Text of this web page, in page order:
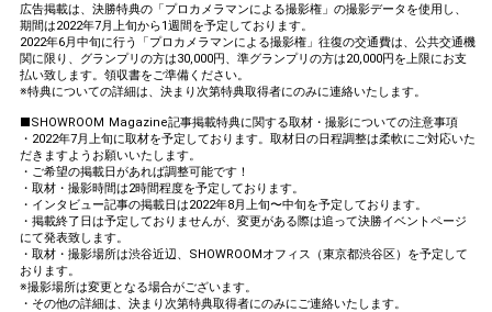
広告掲載は、決勝特典の「プロカメラマンによる撮影権」の撮影データを使用し、
期間は2022年7月上旬から1週間を予定しております。
2022年6月中旬に行う「プロカメラマンによる撮影権」往復の交通費は、公共交通機
関に限り、グランプリの方は30,000円、準グランプリの方は20,000円を上限にお支
払い致します。領収書をご準備ください。
※特典についての詳細は、決まり次第特典取得者にのみに連絡いたします。
■SHOWROOM Magazine記事掲載特典に関する取材・撮影についての注意事項
・2022年7月上旬に取材を予定しております。取材日の日程調整は柔軟にご対応いた
だきますようお願いいたします。
・ご希望の掲載日があれば調整可能です！
・取材・撮影時間は2時間程度を予定しております。
・インタビュー記事の掲載日は2022年8月上旬〜中旬を予定しております。
・掲載終了日は予定しておりませんが、変更がある際は追って決勝イベントページ
にて発表致します。
・取材・撮影場所は渋谷近辺、SHOWROOMオフィス（東京都渋谷区）を予定して
おります。
※撮影場所は変更となる場合がございます。
・その他の詳細は、決まり次第特典取得者にのみにご連絡いたします。